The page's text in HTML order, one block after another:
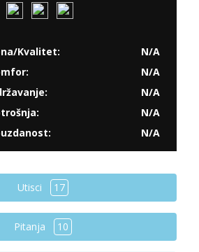
Kvalitet:
N/A
N/A
N/A
N/A
N/A
Utisci 17
Pitanja 10